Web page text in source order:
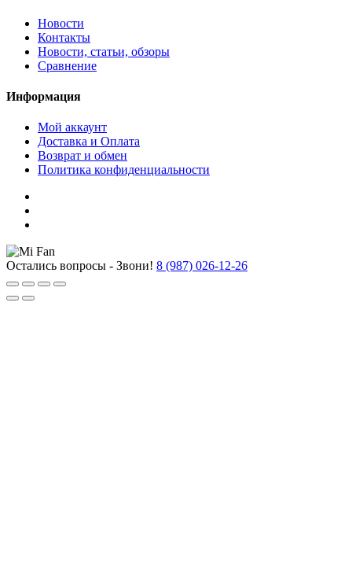
Новости
Контакты
Новости, статьи, обзоры
Сравнение
Информация
Мой аккаунт
Доставка и Оплата
Возврат и обмен
Политика конфиденциальности
Остались вопросы - Звони! 8 (987) 026-12-26